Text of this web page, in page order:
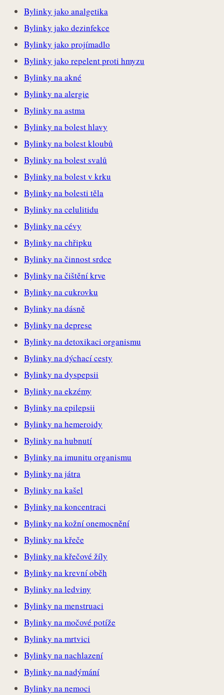
Bylinky jako analgetika
Bylinky jako dezinfekce
Bylinky jako projímadlo
Bylinky jako repelent proti hmyzu
Bylinky na akné
Bylinky na alergie
Bylinky na astma
Bylinky na bolest hlavy
Bylinky na bolest kloubů
Bylinky na bolest svalů
Bylinky na bolest v krku
Bylinky na bolesti těla
Bylinky na celulitidu
Bylinky na cévy
Bylinky na chřipku
Bylinky na činnost srdce
Bylinky na čištění krve
Bylinky na cukrovku
Bylinky na dásně
Bylinky na deprese
Bylinky na detoxikaci organismu
Bylinky na dýchací cesty
Bylinky na dyspepsii
Bylinky na ekzémy
Bylinky na epilepsii
Bylinky na hemeroidy
Bylinky na hubnutí
Bylinky na imunitu organismu
Bylinky na játra
Bylinky na kašel
Bylinky na koncentraci
Bylinky na kožní onemocnění
Bylinky na křeče
Bylinky na křečové žíly
Bylinky na krevní oběh
Bylinky na ledviny
Bylinky na menstruaci
Bylinky na močové potíže
Bylinky na mrtvici
Bylinky na nachlazení
Bylinky na nadýmání
Bylinky na nemoci